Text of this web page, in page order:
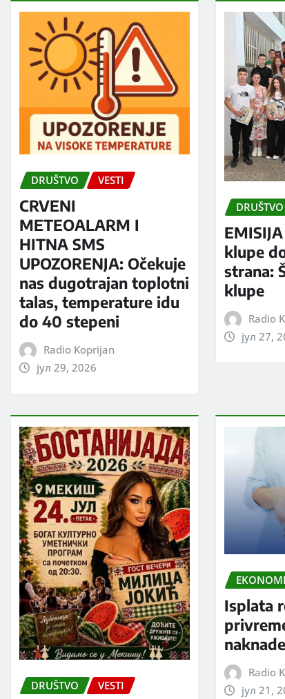
DRUŠTVO VESTI
CRVENI
METEOALARM I
HITNA SMS
UPOZORENJA: Očekuje
nas dugotrajan toplotni
talas, temperature idu
do 40 stepeni
Radio Koprijan
јул 29, 2026
DRUŠTVO
klupe
strana:
klupe
Radio
јул 27,
DRUŠTVO VESTI
Isplata
Radio
јул 21,